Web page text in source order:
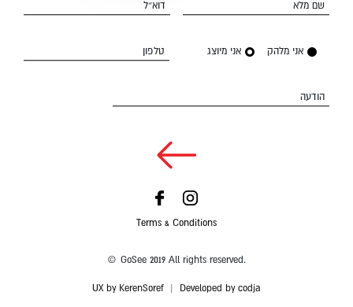
שם מלא דוא״ל
אני מלהק אני מיוצג טלפון
הודעה
Terms & Conditions
© GoSee 2019 All rights reserved.
UX by KerenSoref Developed by codja